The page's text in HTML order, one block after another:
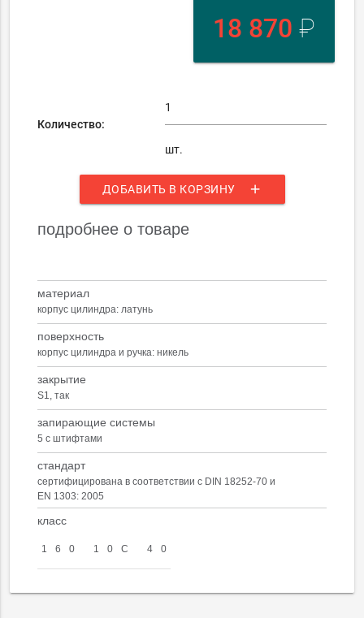
18 870 ₽
Количество:
шт.
ДОБАВИТЬ В КОРЗИНУ add
подробнее о товаре
материал
корпус цилиндра: латунь
поверхность
корпус цилиндра и ручка: никель
закрытие
S1, так
запирающие системы
5 с штифтами
стандарт
сертифицирована в соответствии с DIN 18252-70 и
EN 1303: 2005
класс
1 6 0 1 0 С 4 0